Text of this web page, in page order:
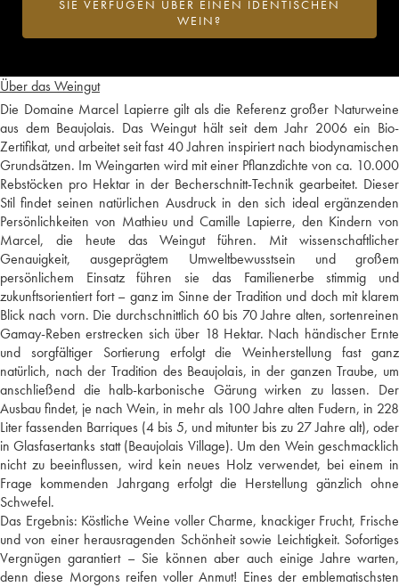
Über das Weingut
Die Domaine Marcel Lapierre gilt als die Referenz großer Naturweine
aus dem Beaujolais. Das Weingut hält seit dem Jahr 2006 ein Bio-
Zertifikat, und arbeitet seit fast 40 Jahren inspiriert nach biodynamischen
Grundsätzen. Im Weingarten wird mit einer Pflanzdichte von ca. 10.000
Rebstöcken pro Hektar in der Becherschnitt-Technik gearbeitet. Dieser
Stil findet seinen natürlichen Ausdruck in den sich ideal ergänzenden
Persönlichkeiten von Mathieu und Camille Lapierre, den Kindern von
Marcel, die heute das Weingut führen. Mit wissenschaftlicher
Genauigkeit, ausgeprägtem Umweltbewusstsein und großem
persönlichem Einsatz führen sie das Familienerbe stimmig und
zukunftsorientiert fort – ganz im Sinne der Tradition und doch mit klarem
Blick nach vorn. Die durchschnittlich 60 bis 70 Jahre alten, sortenreinen
Gamay-Reben erstrecken sich über 18 Hektar. Nach händischer Ernte
und sorgfältiger Sortierung erfolgt die Weinherstellung fast ganz
natürlich, nach der Tradition des Beaujolais, in der ganzen Traube, um
anschließend die halb-karbonische Gärung wirken zu lassen. Der
Ausbau findet, je nach Wein, in mehr als 100 Jahre alten Fudern, in 228
Liter fassenden Barriques (4 bis 5, und mitunter bis zu 27 Jahre alt), oder
in Glasfasertanks statt (Beaujolais Village). Um den Wein geschmacklich
nicht zu beeinflussen, wird kein neues Holz verwendet, bei einem in
Frage kommenden Jahrgang erfolgt die Herstellung gänzlich ohne
Schwefel.
Das Ergebnis: Köstliche Weine voller Charme, knackiger Frucht, Frische
und von einer herausragenden Schönheit sowie Leichtigkeit. Sofortiges
Vergnügen garantiert – Sie können aber auch einige Jahre warten,
denn diese Morgons reifen voller Anmut! Eines der emblematischsten
SIE VERFÜGEN ÜBER EINEN IDENTISCHEN
WEIN?